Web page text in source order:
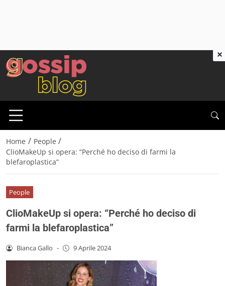
Home / People /
ClioMakeUp si opera: “Perché ho deciso di farmi la
blefaroplastica”
People
ClioMakeUp si opera: “Perché ho deciso di
farmi la blefaroplastica”
Bianca Gallo - 9 Aprile 2024
×